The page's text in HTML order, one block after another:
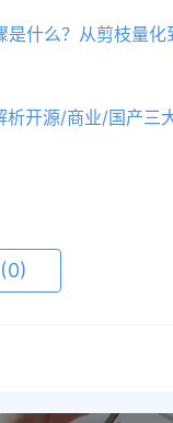
什么？从剪枝量
开源/商业/国产三
(0)